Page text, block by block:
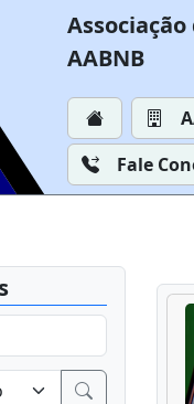
AABNB
Fale